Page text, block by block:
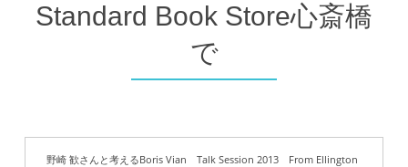
Standard Book Store心斎橋
で
野崎 歓さんと考えるBoris Vian Talk Session 2013 From Ellington